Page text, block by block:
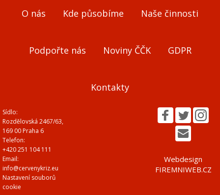
O nás Kde působíme Naše činnosti
Podpořte nás Noviny ČČK GDPR
Kontakty
Sídlo:
Rozdělovská 2467/63,
169 00 Praha 6
Telefon:
+420 251 104 111
Email:
info@cervenykriz.eu
Nastavení souborů
cookie
Webdesign
FIREMNIWEB.CZ